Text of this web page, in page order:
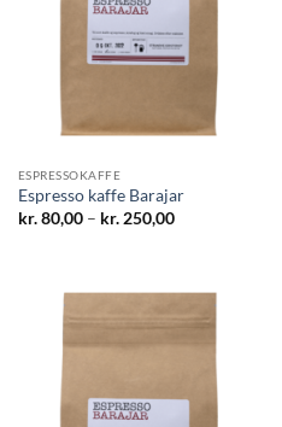
ESPRESSOKAFFE
Espresso kaffe Barajar
kr.80,00 – kr.250,00Prisinterval: